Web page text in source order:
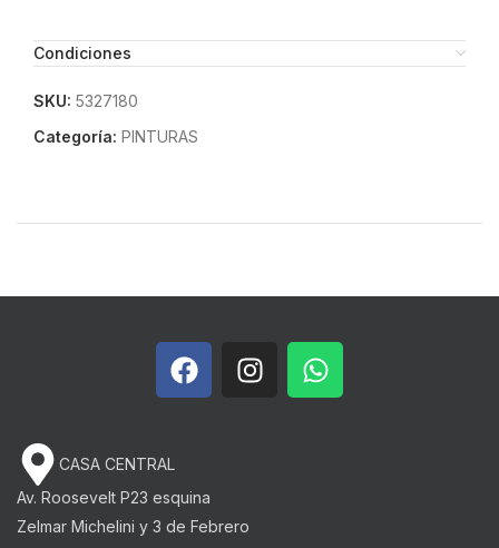
Condiciones
SKU: 5327180
Categoría: PINTURAS
CASA CENTRAL
Av. Roosevelt P23 esquina
Zelmar Michelini y 3 de Febrero​